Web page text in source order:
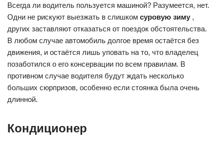
Всегда ли водитель пользуется машиной? Разумеется, нет.
Одни не рискуют выезжать в слишком суровую зиму ,
других заставляют отказаться от поездок обстоятельства.
В любом случае автомобиль долгое время остаётся без
движения, и остаётся лишь уповать на то, что владелец
позаботился о его консервации по всем правилам. В
противном случае водителя будут ждать несколько
больших сюрпризов, особенно если стоянка была очень
длинной.
Кондиционер